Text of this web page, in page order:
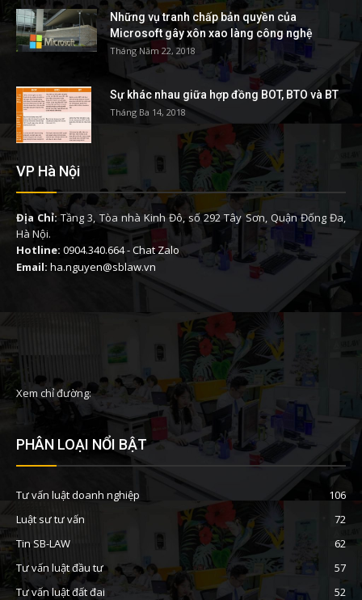
Những vụ tranh chấp bản quyền của
Microsoft gây xôn xao làng công nghệ
Tháng Năm 22, 2018
Sự khác nhau giữa hợp đồng BOT, BTO và BT
Tháng Ba 14, 2018
VP Hà Nội
Địa Chỉ: Tầng 3, Tòa nhà Kinh Đô, số 292 Tây Sơn, Quận Đống Đa,
Hà Nội.
Hotline: 0904.340.664-Chat Zalo
Email: ha.nguyen@sblaw.vn
Xem chỉ đường:
PHÂN LOẠI NỔI BẬT
Tư vấn luật doanh nghiệp
106
Luật sư tư vấn
72
Tin SB-LAW
62
Tư vấn luật đầu tư
57
Tư vấn luật đất đai
52